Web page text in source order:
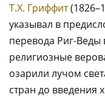
Т.Х. Гриффит
указывал в
перевода Риг-Веды
религиозные
озарили лучом
стран до введения